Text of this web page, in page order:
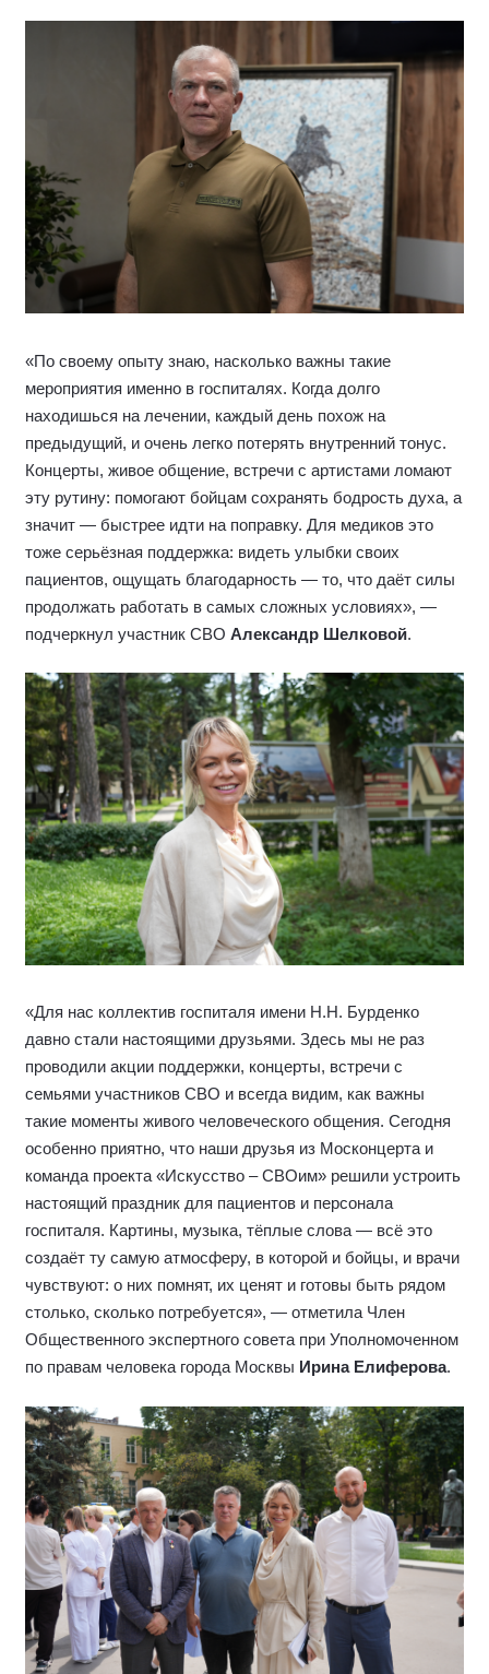
«По своему опыту знаю, насколько важны такие
мероприятия именно в госпиталях. Когда долго
находишься на лечении, каждый день похож на
предыдущий, и очень легко потерять внутренний тонус.
Концерты, живое общение, встречи с артистами ломают
эту рутину: помогают бойцам сохранять бодрость духа, а
значит — быстрее идти на поправку. Для медиков это
тоже серьёзная поддержка: видеть улыбки своих
пациентов, ощущать благодарность — то, что даёт силы
продолжать работать в самых сложных условиях», —
подчеркнул участник СВО Александр Шелковой.
«Для нас коллектив госпиталя имени Н.Н. Бурденко
давно стали настоящими друзьями. Здесь мы не раз
проводили акции поддержки, концерты, встречи с
семьями участников СВО и всегда видим, как важны
такие моменты живого человеческого общения. Сегодня
особенно приятно, что наши друзья из Москонцерта и
команда проекта «Искусство – СВОим» решили устроить
настоящий праздник для пациентов и персонала
госпиталя. Картины, музыка, тёплые слова — всё это
создаёт ту самую атмосферу, в которой и бойцы, и врачи
чувствуют: о них помнят, их ценят и готовы быть рядом
столько, сколько потребуется», — отметила Член
Общественного экспертного совета при Уполномоченном
по правам человека города Москвы Ирина Елиферова.